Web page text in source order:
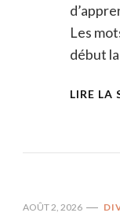
Les
début
LIRE LA
AOÛT 2, 2026